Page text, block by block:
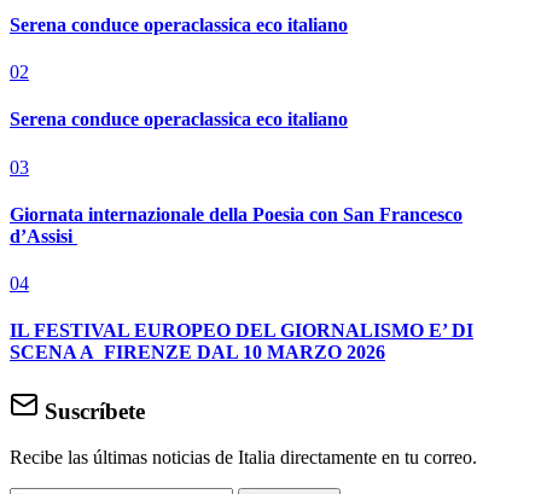
Serena conduce operaclassica eco italiano
02
Serena conduce operaclassica eco italiano
03
Giornata internazionale della Poesia con San Francesco
d’Assisi
04
IL FESTIVAL EUROPEO DEL GIORNALISMO E’ DI
SCENA A FIRENZE DAL 10 MARZO 2026
Suscríbete
Recibe las últimas noticias de Italia directamente en tu correo.